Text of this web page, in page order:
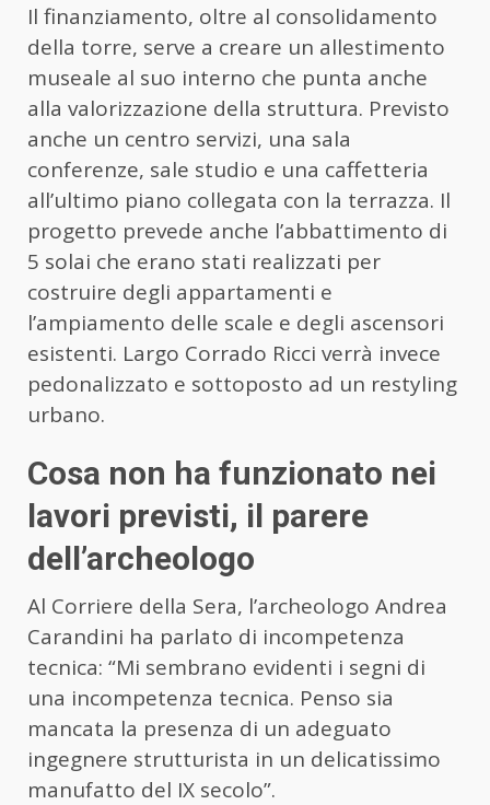
Il finanziamento, oltre al consolidamento
della torre, serve a creare un allestimento
museale al suo interno che punta anche
alla valorizzazione della struttura. Previsto
anche un centro servizi, una sala
conferenze, sale studio e una caffetteria
all’ultimo piano collegata con la terrazza. Il
progetto prevede anche l’abbattimento di
5 solai che erano stati realizzati per
costruire degli appartamenti e
l’ampiamento delle scale e degli ascensori
esistenti. Largo Corrado Ricci verrà invece
pedonalizzato e sottoposto ad un restyling
urbano.
Cosa non ha funzionato nei
lavori previsti, il parere
dell’archeologo
Al Corriere della Sera, l’archeologo Andrea
Carandini ha parlato di incompetenza
tecnica: “Mi sembrano evidenti i segni di
una incompetenza tecnica. Penso sia
mancata la presenza di un adeguato
ingegnere strutturista in un delicatissimo
manufatto del IX secolo”.